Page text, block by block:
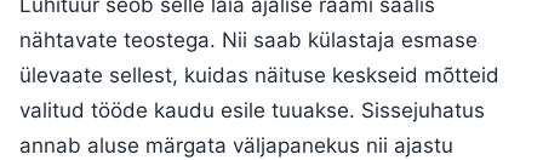
Lühituur seob selle laia ajalise raami saalis
nähtavate teostega. Nii saab külastaja esmase
ülevaate sellest, kuidas näituse keskseid mõtteid
valitud tööde kaudu esile tuuakse. Sissejuhatus
annab aluse märgata väljapanekus nii ajastu